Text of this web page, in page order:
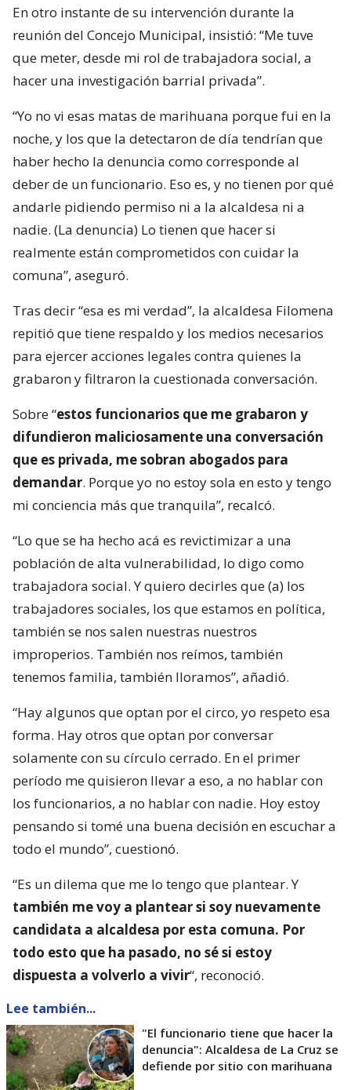
En otro instante de su intervención durante la
reunión del Concejo Municipal, insistió: “Me tuve
que meter, desde mi rol de trabajadora social, a
hacer una investigación barrial privada”.
“Yo no vi esas matas de marihuana porque fui en la
noche, y los que la detectaron de día tendrían que
haber hecho la denuncia como corresponde al
deber de un funcionario. Eso es, y no tienen por qué
andarle pidiendo permiso ni a la alcaldesa ni a
nadie. (La denuncia) Lo tienen que hacer si
realmente están comprometidos con cuidar la
comuna”, aseguró.
Tras decir “esa es mi verdad”, la alcaldesa Filomena
repitió que tiene respaldo y los medios necesarios
para ejercer acciones legales contra quienes la
grabaron y filtraron la cuestionada conversación.
Sobre “estos funcionarios que me grabaron y
difundieron maliciosamente una conversación
que es privada, me sobran abogados para
demandar. Porque yo no estoy sola en esto y tengo
mi conciencia más que tranquila”, recalcó.
“Lo que se ha hecho acá es revictimizar a una
población de alta vulnerabilidad, lo digo como
trabajadora social. Y quiero decirles que (a) los
trabajadores sociales, los que estamos en política,
también se nos salen nuestras nuestros
improperios. También nos reímos, también
tenemos familia, también lloramos”, añadió.
“Hay algunos que optan por el circo, yo respeto esa
forma. Hay otros que optan por conversar
solamente con su círculo cerrado. En el primer
período me quisieron llevar a eso, a no hablar con
los funcionarios, a no hablar con nadie. Hoy estoy
pensando si tomé una buena decisión en escuchar a
todo el mundo”, cuestionó.
“Es un dilema que me lo tengo que plantear. Y
también me voy a plantear si soy nuevamente
candidata a alcaldesa por esta comuna. Por
todo esto que ha pasado, no sé si estoy
dispuesta a volverlo a vivir“, reconoció.
Lee también...
"El funcionario tiene que hacer la
denuncia": Alcaldesa de La Cruz se
defiende por sitio con marihuana